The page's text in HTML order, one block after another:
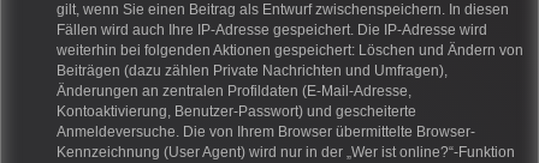
gilt, wenn Sie einen Beitrag als Entwurf zwischenspeichern. In diesen
Fällen wird auch Ihre IP-Adresse gespeichert. Die IP-Adresse wird
weiterhin bei folgenden Aktionen gespeichert: Löschen und Ändern von
Beiträgen (dazu zählen Private Nachrichten und Umfragen),
Änderungen an zentralen Profildaten (E-Mail-Adresse,
Kontoaktivierung, Benutzer-Passwort) und gescheiterte
Anmeldeversuche. Die von Ihrem Browser übermittelte Browser-
Kennzeichnung (User Agent) wird nur in der „Wer ist online?“-Funktion